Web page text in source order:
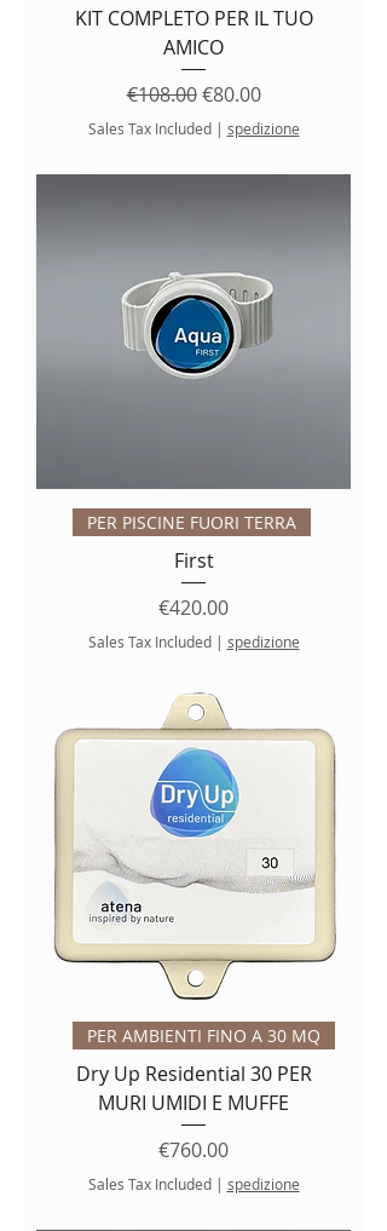
KIT COMPLETO PER IL TUO
AMICO
Regular Price
€108.00 Sale Price
€80.00
Sales Tax Included| spedizione
PER PISCINE FUORI TERRA
First
Price
€420.00
Sales Tax Included| spedizione
PER AMBIENTI FINO A 30 MQ
Dry Up Residential 30 PER
MURI UMIDI E MUFFE
Price
€760.00
Sales Tax Included| spedizione